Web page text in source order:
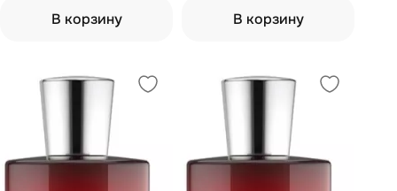
В корзину
В корзину